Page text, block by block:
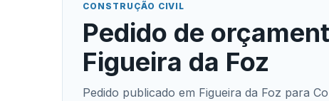
CONSTRUÇÃO CIVIL
Pedido de
Figueira da Foz
Pedido publicado em Figueira da Foz para